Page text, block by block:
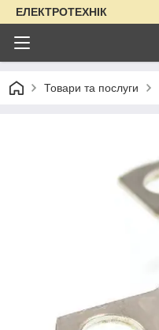
ЕЛЕКТРОТЕХНІК
Товари та послуги